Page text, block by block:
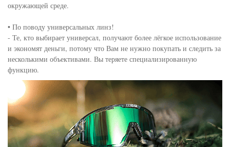
окружающей среде.
• По поводу универсальных линз!
- Те, кто выбирает универсал, получают более лёгкое использование
и экономят деньги, потому что Вам не нужно покупать и следить за
несколькими объективами. Вы теряете специализированную
функцию.